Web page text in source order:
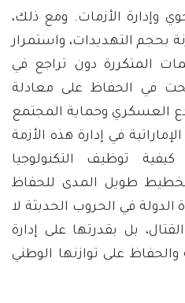
وإدارة الأزمات. ومع ذلك،
بحجم التهديدات، واستمرار
المتكررة دون تراجع في
في الحفاظ على معادلة
العسكري وحماية المجتمع
في إدارة هذه الأزمة
توظيف التكنولوجيا
طويل المدى للحفاظ
الدولة في الحروب الحديثة لا
بل بقدرتها على إدارة
على توازنها الوطني